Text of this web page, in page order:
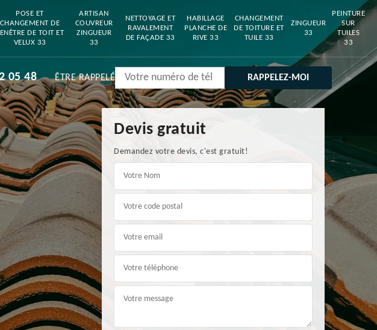
POSE ET
CHANGEMENT DE
DE TOIT ET
VELUX 33
ARTISAN
COUVREUR
ZINGUEUR
33
NETTOYAGE ET
RAVALEMENT
DE FAÇADE 33
HABILLAGE
PLANCHE DE
RIVE 33
CHANGEMENT
DE TOITURE ET
TUILE 33
ZINGUEUR
33
PEINTURE
SUR
TUILES
33
05 48 ÊTRE RAPPELÉ
Devis gratuit
Demandez votre devis, c'est gratuit!